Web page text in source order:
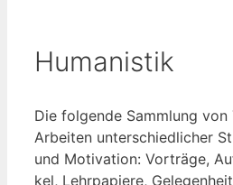
Humanistik
Die fol­gen­de Samm­lung
Arbei­ten unter­schied­li­cher
und Moti­va­ti­on: Vor­trä­ge,
kel, Lehr­pa­pie­re,